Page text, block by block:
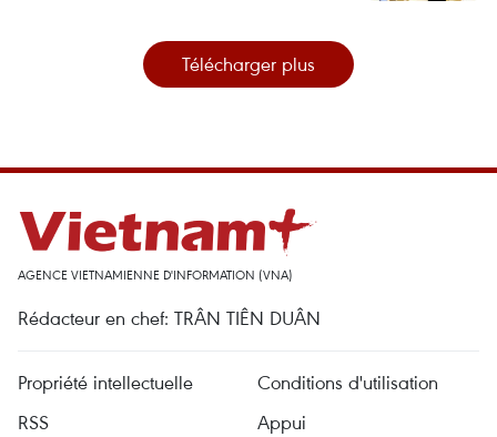
Télécharger plus
AGENCE VIETNAMIENNE D'INFORMATION (VNA)
Rédacteur en chef: TRÂN TIÊN DUÂN
Propriété intellectuelle
Conditions d'utilisation
RSS
Appui